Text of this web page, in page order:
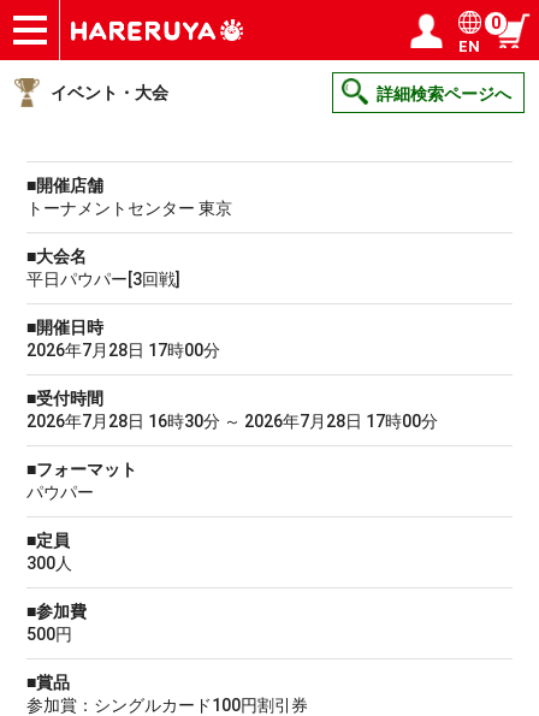
ショップ
買取
記事
デッキ検索
デッキ構築
選手一覧
店舗一覧
イベント
ヘルプ
お問い合わせ ログイン／会員登録
EN
0
イベント・大会 詳細検索ページへ
■開催店舗
トーナメントセンター 東京
■大会名
平日パウパー[3回戦]
■開催日時
2026年7月28日 17時00分
■受付時間
2026年7月28日 16時30分 ～ 2026年7月28日 17時00分
■フォーマット
パウパー
■定員
300人
■参加費
500円
■賞品
参加賞：シングルカード100円割引券